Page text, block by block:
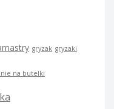
gryzak gryzaki
na butelki